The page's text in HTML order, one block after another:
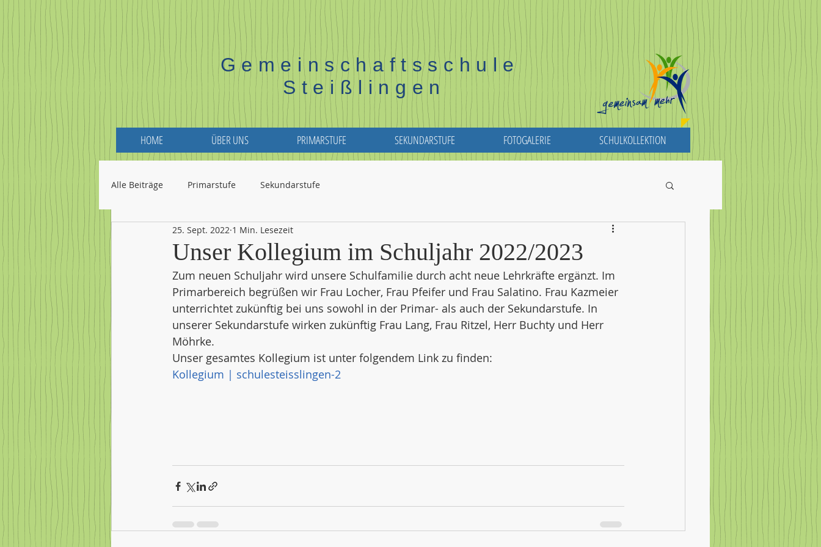
Gemeinschaftsschule
Steißlingen
HOME ÜBER UNS PRIMARSTUFE SEKUNDARSTUFE FOTOGALERIE SCHULKOLLEKTION
Alle Beiträge Primarstufe Sekundarstufe
Unser Kollegium im Schuljahr 2022/2023
25. Sept. 2022 1 Min. Lesezeit
Zum neuen Schuljahr wird unsere Schulfamilie durch acht neue Lehrkräfte ergänzt. Im
Primarbereich begrüßen wir Frau Locher, Frau Pfeifer und Frau Salatino. Frau Kazmeier
unterrichtet zukünftig bei uns sowohl in der Primar- als auch der Sekundarstufe. In
unserer Sekundarstufe wirken zukünftig Frau Lang, Frau Ritzel, Herr Buchty und Herr
Möhrke.
Unser gesamtes Kollegium ist unter folgendem Link zu finden:
Kollegium | schulesteisslingen-2